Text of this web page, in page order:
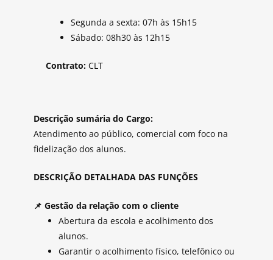
Segunda a sexta: 07h às 15h15
Sábado: 08h30 às 12h15
Contrato: CLT
Descrição sumária do Cargo:
Atendimento ao público, comercial com foco na
fidelização dos alunos.
DESCRIÇÃO DETALHADA DAS FUNÇÕES
📌 Gestão da relação com o cliente
Abertura da escola e acolhimento dos
alunos.
Garantir o acolhimento físico, telefônico ou